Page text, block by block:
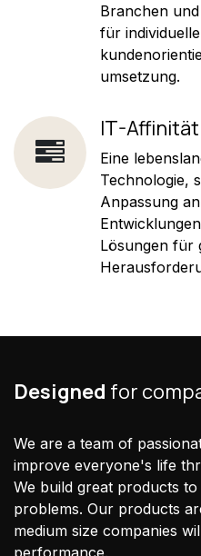
Branchen
für
umsetzung.
IT-
Eine
Technologie,
Anpassung
Lösungen für
Designed for
We are a team of
improve everyone's life
We build great products
problems. Our products
medium size companies
performance.